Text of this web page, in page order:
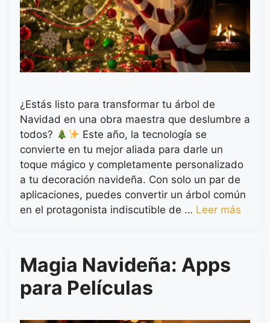
¿Estás listo para transformar tu árbol de
Navidad en una obra maestra que deslumbre a
todos?
Este año, la tecnología se
convierte en tu mejor aliada para darle un
toque mágico y completamente personalizado
a tu decoración navideña. Con solo un par de
aplicaciones, puedes convertir un árbol común
en el protagonista indiscutible de … Leer más
Magia Navideña: Apps
para Películas